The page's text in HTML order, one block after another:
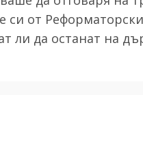
от
ли да останат на